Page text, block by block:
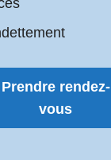
Prendre rendez-
vous